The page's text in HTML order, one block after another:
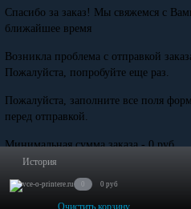
История
0 0 руб
Очистить корзину
Спасибо за заказ! Мы свяжемся с
ближайшее время
Возникла проблема с отправкой
Пожалуйста, попробуйте еще раз.
Пожалуйста, заполните все поля
перед отправкой.
Минимальная сумма заказа - 0 руб.